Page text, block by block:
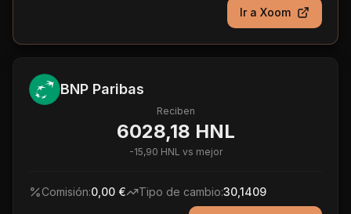
Ir a Xoom
BNP Paribas
Reciben
6028,18 HNL
-15,90 HNL vs mejor
Comisión:0,00 € Tipo de cambio:30,1409